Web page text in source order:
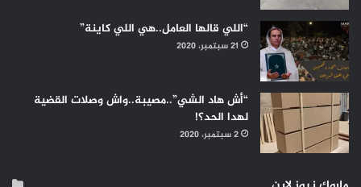
“اللي قالها العامل..هي اللي كاينة”
21 سبتمبر، 2020
“أش هاد الشي”..مصيبة..واش وصلات القضية
لهدا الحد؟!
2 سبتمبر، 2020